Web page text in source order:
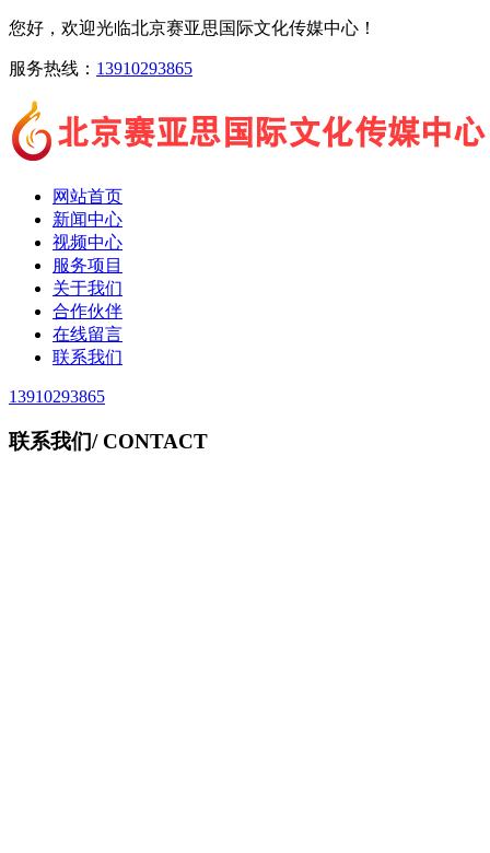
您好，欢迎光临北京赛亚思国际文化传媒中心！
服务热线： 13910293865
网站首页
新闻中心
视频中心
服务项目
关于我们
合作伙伴
在线留言
联系我们
13910293865
联系我们/ CONTACT